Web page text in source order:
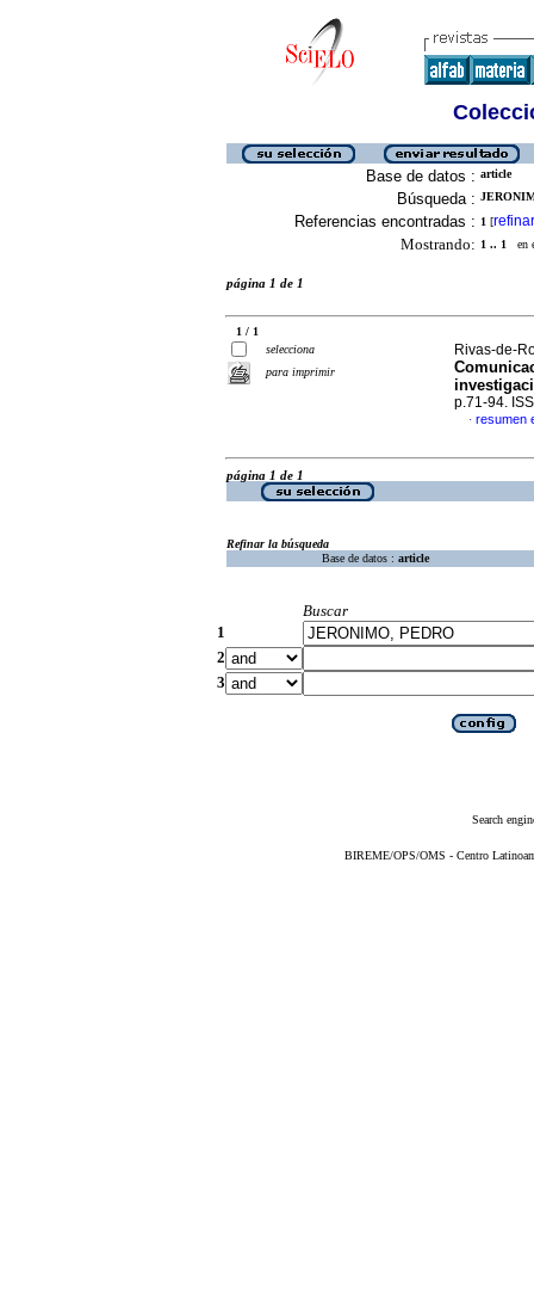
Base de datos : article
Búsqueda :
Referencias encontradas : 1 [refinar
Mostrando: 1 .. 1 en
página 1 de 1
1 / 1
selecciona
para imprimir
Rivas-de-
p.71-94.
· resumen
página 1 de 1
Refinar la búsqueda
Base de datos : article
Buscar
1
2
3
Search
BIREME/OPS/OMS - Centro